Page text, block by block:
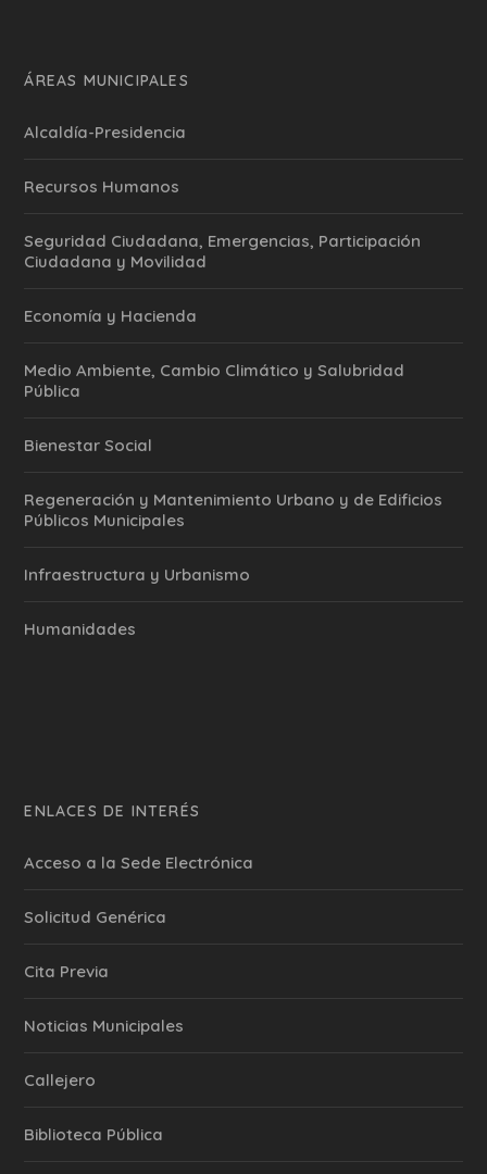
ÁREAS MUNICIPALES
Alcaldía-Presidencia
Recursos Humanos
Seguridad Ciudadana, Emergencias, Participación
Ciudadana y Movilidad
Economía y Hacienda
Medio Ambiente, Cambio Climático y Salubridad
Pública
Bienestar Social
Regeneración y Mantenimiento Urbano y de Edificios
Públicos Municipales
Infraestructura y Urbanismo
Humanidades
ENLACES DE INTERÉS
Acceso a la Sede Electrónica
Solicitud Genérica
Cita Previa
‎Noticias Municipales
Callejero
Biblioteca Pública